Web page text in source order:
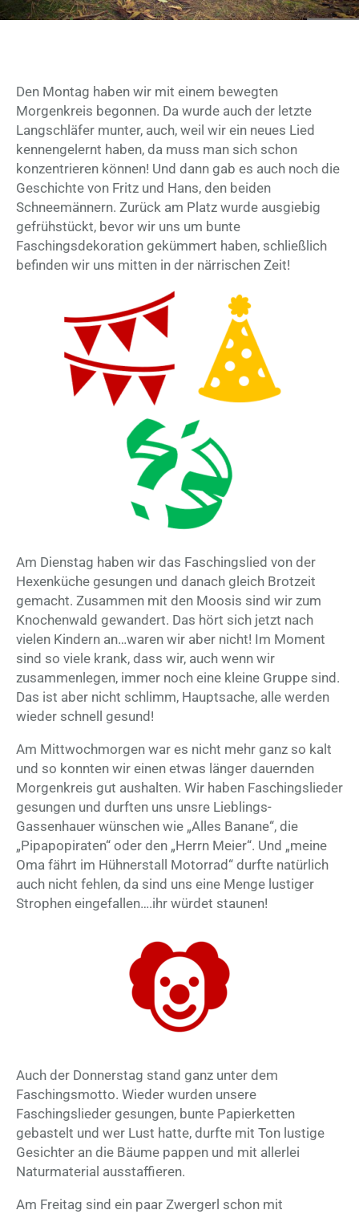
Den Montag haben wir mit einem bewegten
Morgenkreis begonnen. Da wurde auch der letzte
Langschläfer munter, auch, weil wir ein neues Lied
kennengelernt haben, da muss man sich schon
konzentrieren können! Und dann gab es auch noch die
Geschichte von Fritz und Hans, den beiden
Schneemännern. Zurück am Platz wurde ausgiebig
gefrühstückt, bevor wir uns um bunte
Faschingsdekoration gekümmert haben, schließlich
befinden wir uns mitten in der närrischen Zeit!
Am Dienstag haben wir das Faschingslied von der
Hexenküche gesungen und danach gleich Brotzeit
gemacht. Zusammen mit den Moosis sind wir zum
Knochenwald gewandert. Das hört sich jetzt nach
vielen Kindern an…waren wir aber nicht! Im Moment
sind so viele krank, dass wir, auch wenn wir
zusammenlegen, immer noch eine kleine Gruppe sind.
Das ist aber nicht schlimm, Hauptsache, alle werden
wieder schnell gesund!
Am Mittwochmorgen war es nicht mehr ganz so kalt
und so konnten wir einen etwas länger dauernden
Morgenkreis gut aushalten. Wir haben Faschingslieder
gesungen und durften uns unsre Lieblings-
Gassenhauer wünschen wie „Alles Banane“, die
„Pipapopiraten“ oder den „Herrn Meier“. Und „meine
Oma fährt im Hühnerstall Motorrad“ durfte natürlich
auch nicht fehlen, da sind uns eine Menge lustiger
Strophen eingefallen….ihr würdet staunen!
Auch der Donnerstag stand ganz unter dem
Faschingsmotto. Wieder wurden unsere
Faschingslieder gesungen, bunte Papierketten
gebastelt und wer Lust hatte, durfte mit Ton lustige
Gesichter an die Bäume pappen und mit allerlei
Naturmaterial ausstaffieren.
Am Freitag sind ein paar Zwergerl schon mit